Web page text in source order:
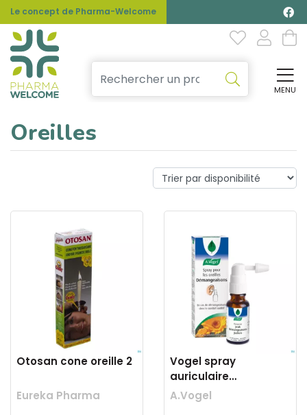
Le concept de Pharma-Welcome
MENU
Oreilles
Otosan cone oreille 2
Eureka Pharma
Vogel spray
auriculaire
demangeaisons 20ml
A.Vogel